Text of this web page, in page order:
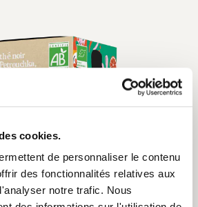
cookies.
de personnaliser le contenu
des fonctionnalités relatives aux
notre trafic. Nous